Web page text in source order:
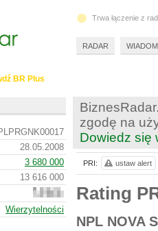
zgodę na
Dowiedz się
Rating
NPL NOVA
PRI: ustaw alert
BR Plus
28.05.2008
3 680 000
13 616 000
14
631
000
Wierzytelności
Trwa łączenie z
RADAR